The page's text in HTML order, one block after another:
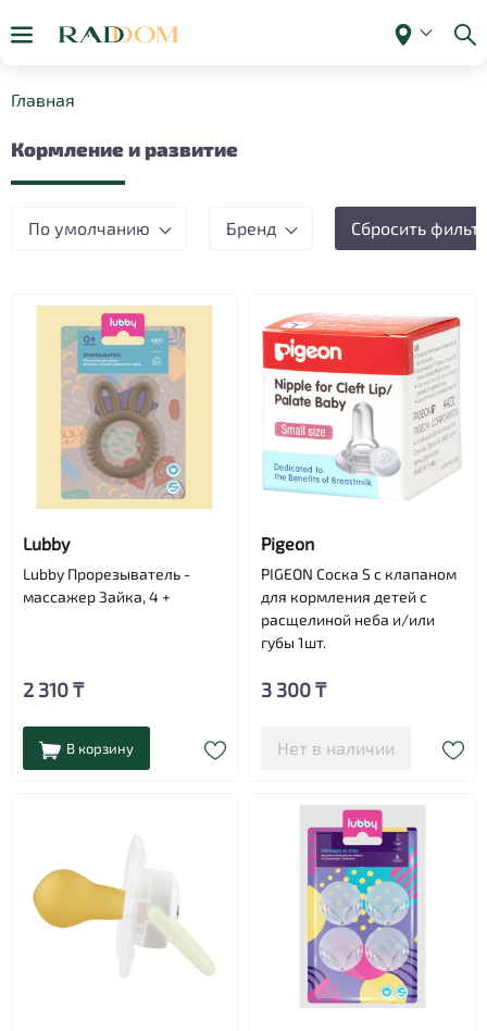
Главная
Кормление и развитие
По умолчанию Бренд Сбросить
Lubby
Lubby Прорезыватель -
массажер Зайка, 4 +
2 310 ₸
В корзину
Pigeon
PIGEON Соска S c клапаном
для кормления детей с
расщелиной неба и/или
губы 1шт.
3 300 ₸
Нет в наличии